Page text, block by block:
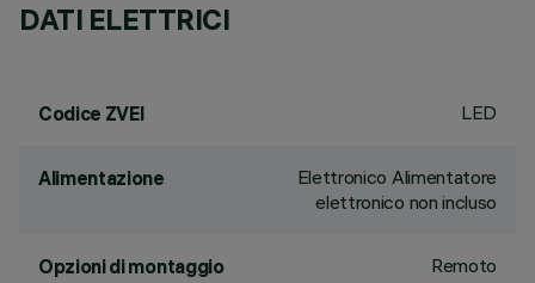
DATI ELETTRICI
Codice ZVEI LED
Alimentazione
Elettronico Alimentatore
elettronico non incluso
Opzioni di montaggio Remoto